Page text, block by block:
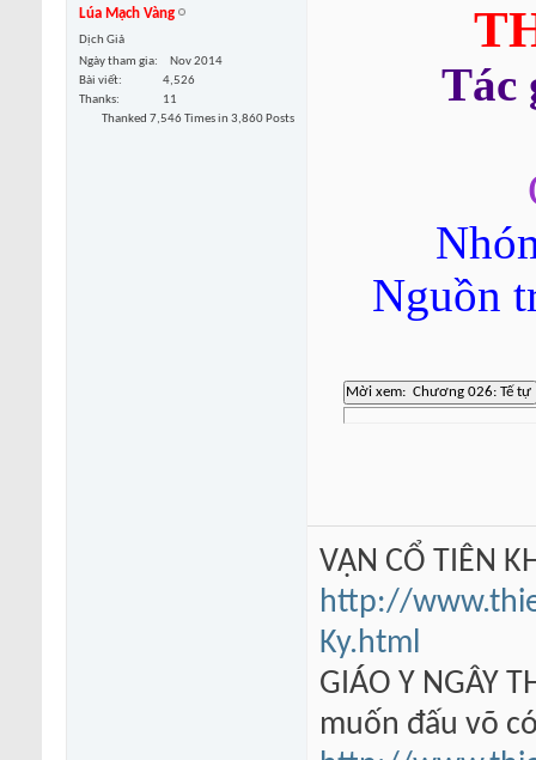
Lúa Mạch Vàng
Dịch Giả
Ngày tham gia
Nov 2014
Bài viết
4,526
Thanks
11
Thanked 7,546 Times in 3,860 Posts
Tác
Nguồn
VẠN CỔ TIÊN
http://
Ky.html
GIÁO Y NGÂY
muốn đấu võ